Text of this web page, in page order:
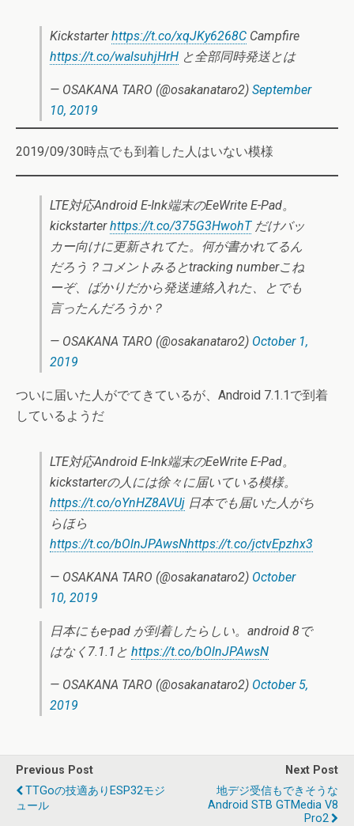
Kickstarterhttps://t.co/xqJKy6268C Campfire
https://t.co/walsuhjHrH と全部同時発送とは
— OSAKANA TARO (@osakanataro2) September
10, 2019
2019/09/30時点でも到着した人はいない模様
LTE対応Android E-Ink端末のEeWrite E-Pad。
kickstarterhttps://t.co/375G3HwohTだけバッ
カー向けに更新されてた。何が書かれてるん
だろう？コメントみるとtracking numberこね
ーぞ、ばかりだから発送連絡入れた、とでも
言ったんだろうか？
— OSAKANA TARO (@osakanataro2) October 1,
2019
ついに届いた人がでてきているが、Android 7.1.1で到着
しているようだ
LTE対応Android E-Ink端末のEeWrite E-Pad。
kickstarterの人には徐々に届いている模様。
https://t.co/oYnHZ8AVUj 日本でも届いた人がち
らほら
https://t.co/bOlnJPAwsNhttps://t.co/jctvEpzhx3
— OSAKANA TARO (@osakanataro2) October
10, 2019
日本にもe-pad が到着したらしい。android 8で
はなく7.1.1と https://t.co/bOlnJPAwsN
— OSAKANA TARO (@osakanataro2) October 5,
2019
Previous Post
TTGoの技適ありESP32モジ
ュール
Next Post
地デジ受信もできそうな
Android STB GTMedia V8
Pro2